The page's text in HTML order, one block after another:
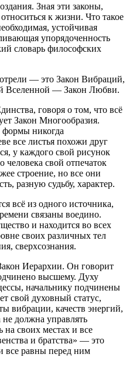
Зная эти законы,
к жизни. Что такое
устойчивая
упорядоченность
словарь философских
— это Закон Вибраций,
Вселенной — Закон Любви.
говоря о том, что всё
Закон Многообразия.
никогда
все листья похожи друг
у каждого свой рисунок
свой отпечаток
строение, но все они
разную судьбу, характер.
всё из одного источника,
связаны воедино.
и находится во всех
своих различных тел
сверхсознания.
Иерархии. Он говорит
высшему. Духу
начальнику подчинены
свой духовный статус,
вибрации, качеств энергий,
должна управлять
на своих местах и все
и братства» — это
все равны перед ним